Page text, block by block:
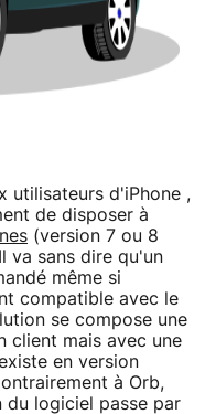
utilisateurs d'iPhone ,
de disposer à
(version 7 ou 8
va sans dire qu'un
même si
compatible avec le
se compose une
client mais avec une
en version
à Orb,
logiciel passe par